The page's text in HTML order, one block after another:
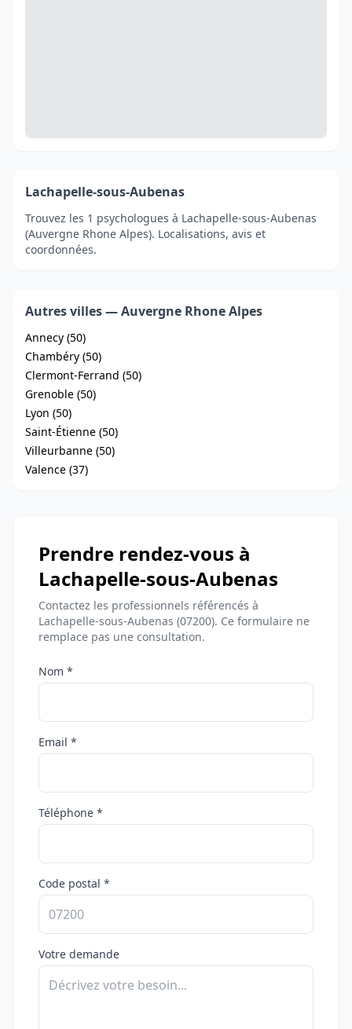
Lachapelle-sous-Aubenas
Trouvez les 1 psychologues à Lachapelle-sous-Aubenas
(Auvergne Rhone Alpes). Localisations, avis et
coordonnées.
Autres villes — Auvergne Rhone Alpes
Annecy (50)
Chambéry (50)
Clermont-Ferrand (50)
Grenoble (50)
Lyon (50)
Saint-Étienne (50)
Villeurbanne (50)
Valence (37)
Prendre rendez-vous à
Lachapelle-sous-Aubenas
Contactez les professionnels référencés à
Lachapelle-sous-Aubenas (07200). Ce formulaire ne
remplace pas une consultation.
Nom *
Email *
Téléphone *
Code postal *
Votre demande